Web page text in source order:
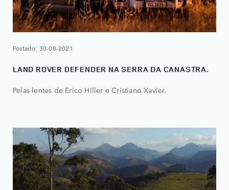
Postado: 30-08-2021
LAND ROVER DEFENDER NA SERRA DA CANASTRA.
Pelas lentes de Erico Hiller e Cristiano Xavier.